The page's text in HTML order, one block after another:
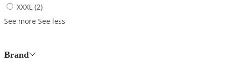
XXXL (2)
See more See less
Brand